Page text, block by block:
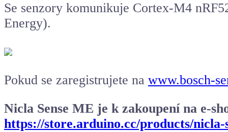
Se senzory komunikuje Cortex-M4
Energy).
Pokud se zaregistrujete na www.bosch-
Nicla Sense ME je k zakoupení na e-
https://store.arduino.cc/products/nicla-